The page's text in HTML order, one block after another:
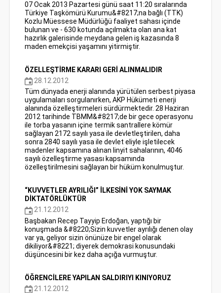
07 Ocak 2013 Pazartesi günü saat 11:20 sıralarında
Türkiye Taşkömürü Kurumu&#8217;na bağlı (TTK)
Kozlu Müessese Müdürlüğü faaliyet sahası içinde
bulunan ve - 630 kotunda açılmakta olan ana kat
hazırlık galerisinde meydana gelen iş kazasında 8
maden emekçisi yaşamını yitirmiştir.
ÖZELLEŞTİRME KARARI GERİ ALINMALIDIR
28.12.2012
Tüm dünyada enerji alanında yürütülen serbest piyasa
uygulamaları sorgulanırken, AKP Hükümeti enerji
alanında özelleştirmeleri sürdürmektedir. 28 Haziran
2012 tarihinde TBMM&#8217;de bir gece operasyonu
ile torba yasanın içine termik santrallere kömür
sağlayan 2172 sayılı yasa ile devletleştirilen, daha
sonra 2840 sayılı yasa ile devlet eliyle işletilecek
madenler kapsamına alınan linyit sahalarının, 4046
sayılı özelleştirme yasası kapsamında
özelleştirilmesini sağlayan bir hüküm konulmuştur.
“KUVVETLER AYRILIĞI” İLKESİNİ YOK SAYMAK
DİKTATÖRLÜKTÜR
21.12.2012
Başbakan Recep Tayyip Erdoğan, yaptığı bir
konuşmada &#8220;Sizin kuvvetler ayrılığı denen olay
var ya, geliyor sizin önünüze bir engel olarak
dikiliyor&#8221; diyerek demokrasi konusundaki
düşüncesini bir kez daha açığa vurmuştur.
ÖĞRENCİLERE YAPILAN SALDIRIYI KINIYORUZ
21.12.2012